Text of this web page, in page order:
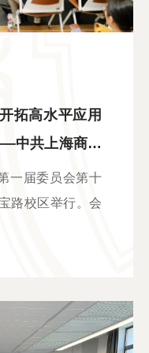
拓高水平应用
中共上海商学
体（扩大）会
一届委员会第十
路校区举行。会